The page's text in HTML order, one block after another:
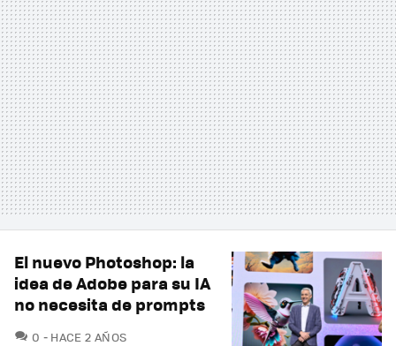
El nuevo Photoshop: la
idea de Adobe para su IA
no necesita de prompts
0 COMENTARIOS
HACE 2 AÑOS